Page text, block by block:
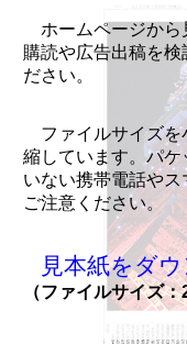
ホームページか
購読や広告出稿を
ださい。
ファイルサイズ
縮しています。パ
いない携帯電話や
ご注意ください。
見本紙をダ
（ファイルサイズ